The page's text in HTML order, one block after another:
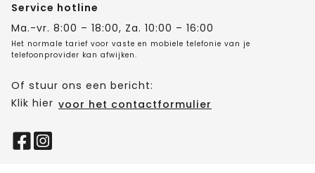
Service hotline
Ma.-vr. 8:00 – 18:00, Za. 10:00 – 16:00
Het normale tarief voor vaste en mobiele telefonie van je
telefoonprovider kan afwijken.
Of stuur ons een bericht:
Klik hier voor het contactformulier